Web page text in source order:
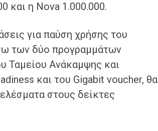
και η Nova 1.000.000.
για παύση χρήσης του
των δύο προγραμμάτων
Ταμείου Ανάκαμψης και
και του Gigabit voucher, θα
στους δείκτες